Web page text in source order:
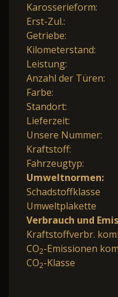
Karosserieform:
Erst-Zul.:
Getriebe:
Kilometerstand:
Leistung:
Anzahl der Türen:
Farbe:
Standort:
Lieferzeit:
Unsere Nummer:
Kraftstoff:
Fahrzeugtyp:
Umweltnormen:
Schadstoffklasse
Umweltplakette
Verbrauch und
Kraftstoffverbr.
CO2-Emissionen
CO2-Klasse